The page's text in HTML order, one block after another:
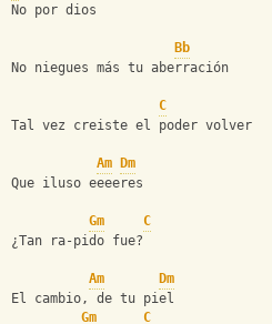
No por dios
Bb
No niegues más tu aberración
C
Tal vez creiste el poder volver
Am
Dm
Que iluso eeeeres
Gm
C
¿Tan ra-pido fue?
Am
Dm
El cambio, de tu piel
Gm
C